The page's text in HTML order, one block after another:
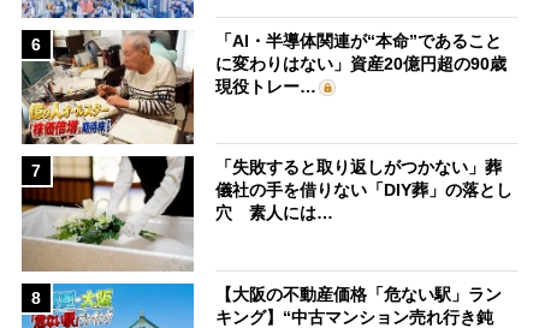
6
「AI・半導体関連が“本命”であること
に変わりはない」資産20億円超の90歳
現役トレー…
7
「失敗すると取り返しがつかない」葬
儀社の手を借りない「DIY葬」の落とし
穴 素人には…
8
【大阪の不動産価格「危ない駅」ラン
キング】“中古マンション売れ行き鈍